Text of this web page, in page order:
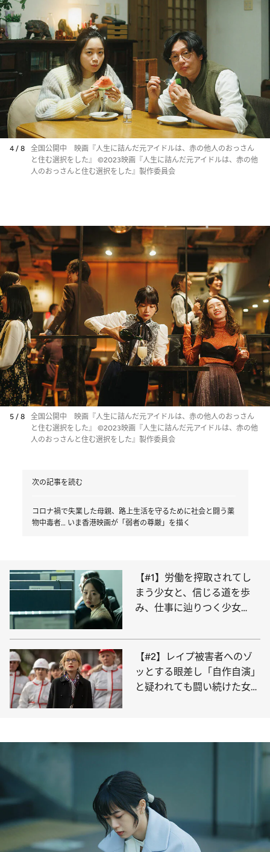
4 / 8
全国公開中 映画『人生に詰んだ元アイドルは、赤の他人のおっさん
と住む選択をした』 ©2023映画『人生に詰んだ元アイドルは、赤の他
人のおっさんと住む選択をした』製作委員会
5 / 8
全国公開中 映画『人生に詰んだ元アイドルは、赤の他人のおっさん
と住む選択をした』 ©2023映画『人生に詰んだ元アイドルは、赤の他
人のおっさんと住む選択をした』製作委員会
次の記事を読む
コロナ禍で失業した母親、路上生活を守るために社会と闘う薬
物中毒者… いま香港映画が「弱者の尊厳」を描く
【#1】労働を搾取されてし
まう少女と、信じる道を歩
み、仕事に辿りつく少女
とか
【#2】レイプ被害者へのゾ
ッとする眼差し「自作自演」
と疑われても闘い続けた女性